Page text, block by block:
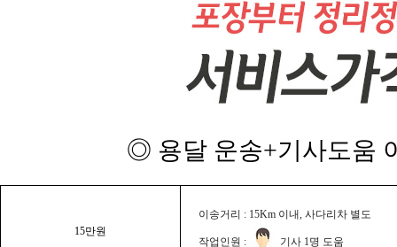
◎ 용달 운송+기사도움
15만원
이송거리 : 15Km 이내, 사다리차 별도
작업인원 : 기사 1명 도움